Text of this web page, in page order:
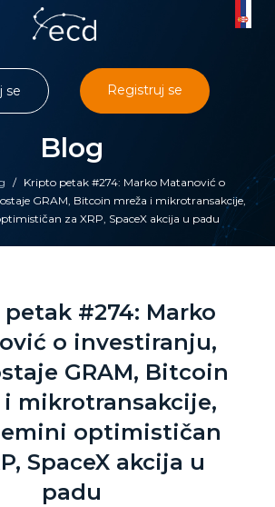
/ Kripto petak #274: Marko Matanović o
GRAM, Bitcoin mreža i mikrotransakcije,
za XRP, SpaceX akcija u padu
Blog
se Registruj se
#274: Marko
o investiranju,
GRAM, Bitcoin
i mikrotransakcije,
optimističan
SpaceX akcija u
padu